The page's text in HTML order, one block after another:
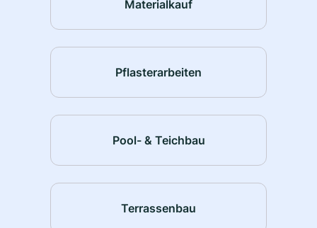
Materialkauf
Pflasterarbeiten
Pool- & Teichbau
Terrassenbau